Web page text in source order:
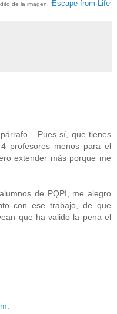
de la imagen: 'Escape from Life'
Pues sí, que tienes
profesores menos para el
extender más porque me
de PQPI, me alegro
con ese trabajo, de que
que ha valido la pena el